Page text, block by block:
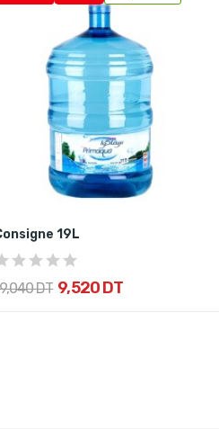
19L
DT 9,520 DT